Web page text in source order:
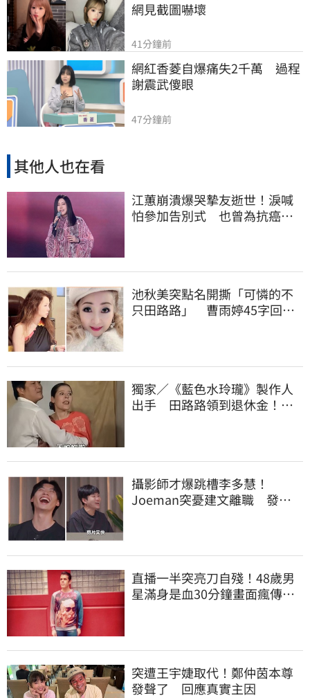
網見截圖嚇壞
41分鐘前
網紅香菱自爆痛失2千萬　過程
謝震武傻眼
47分鐘前
其他人也在看
江蕙崩潰爆哭摯友逝世！淚喊
怕參加告別式 也曾為抗癌辛
池秋美突點名開撕「可憐的不
只田路路」 曹雨婷45字回應
獨家／《藍色水玲瓏》製作人
出手 田路路領到退休金！隱
攝影師才爆跳槽李多慧！
Joeman突憂建文離職 發聲
直播一半突亮刀自殘！48歲男
星滿身是血30分鐘畫面瘋傳
突遭王宇婕取代！鄭仲茵本尊
發聲了 回應真實主因